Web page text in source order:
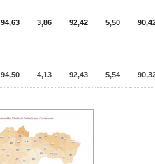
94,63 3,86 92,42 5,50
94,50 4,13 92,43 5,54